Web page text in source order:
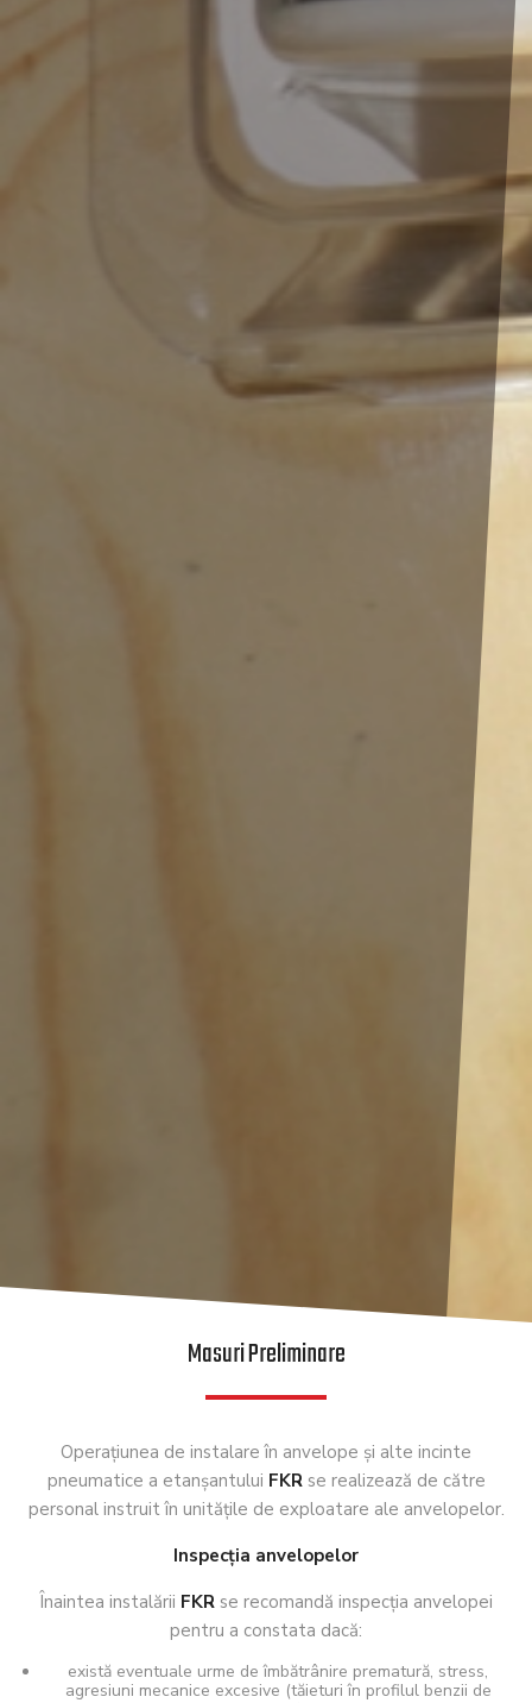
Masuri Preliminare
Operaţiunea de instalare în anvelope şi alte incinte
pneumatice a etanşantului FKRse realizează de către
personal instruit în unităţile de exploatare ale anvelopelor.
Inspecţia anvelopelor
Înaintea instalării FKR se recomandă inspecţia anvelopei
pentru a constata dacă:
există eventuale urme de îmbătrânire prematură, stress,
agresiuni mecanice excesive (tăieturi în profilul benzii de